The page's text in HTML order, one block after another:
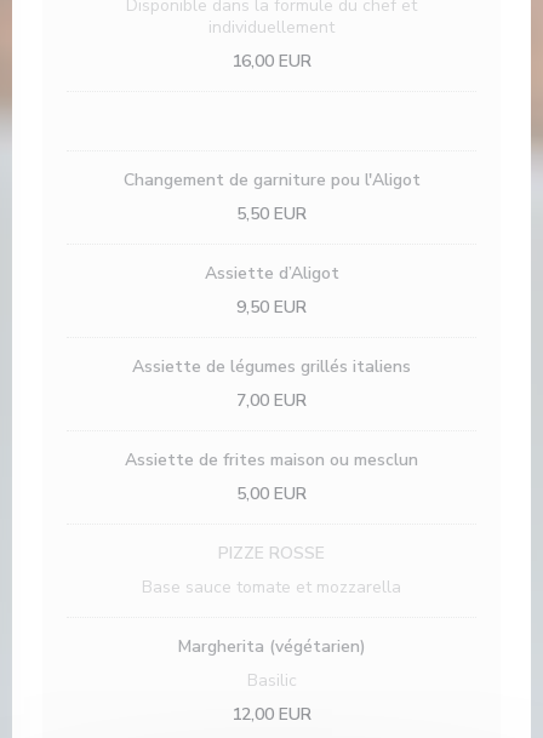
Disponible dans la formule du chef et
individuellement
16,00 EUR
Changement de garniture pou l'Aligot
5,50 EUR
Assiette d’Aligot
9,50 EUR
Assiette de légumes grillés italiens
7,00 EUR
Assiette de frites maison ou mesclun
5,00 EUR
PIZZE ROSSE
Base sauce tomate et mozzarella
Margherita (végétarien)
Basilic
12,00 EUR